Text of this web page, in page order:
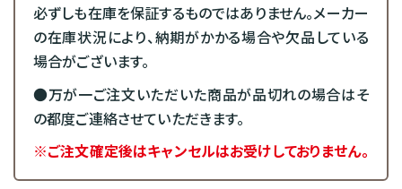
必ずしも在庫を保証するものではありません。メーカー
の在庫状況により、納期がかかる場合や欠品している
場合がございます。
●万が一ご注文いただいた商品が品切れの場合はそ
の都度ご連絡させていただきます。
※ご注文確定後はキャンセルはお受けしておりません。